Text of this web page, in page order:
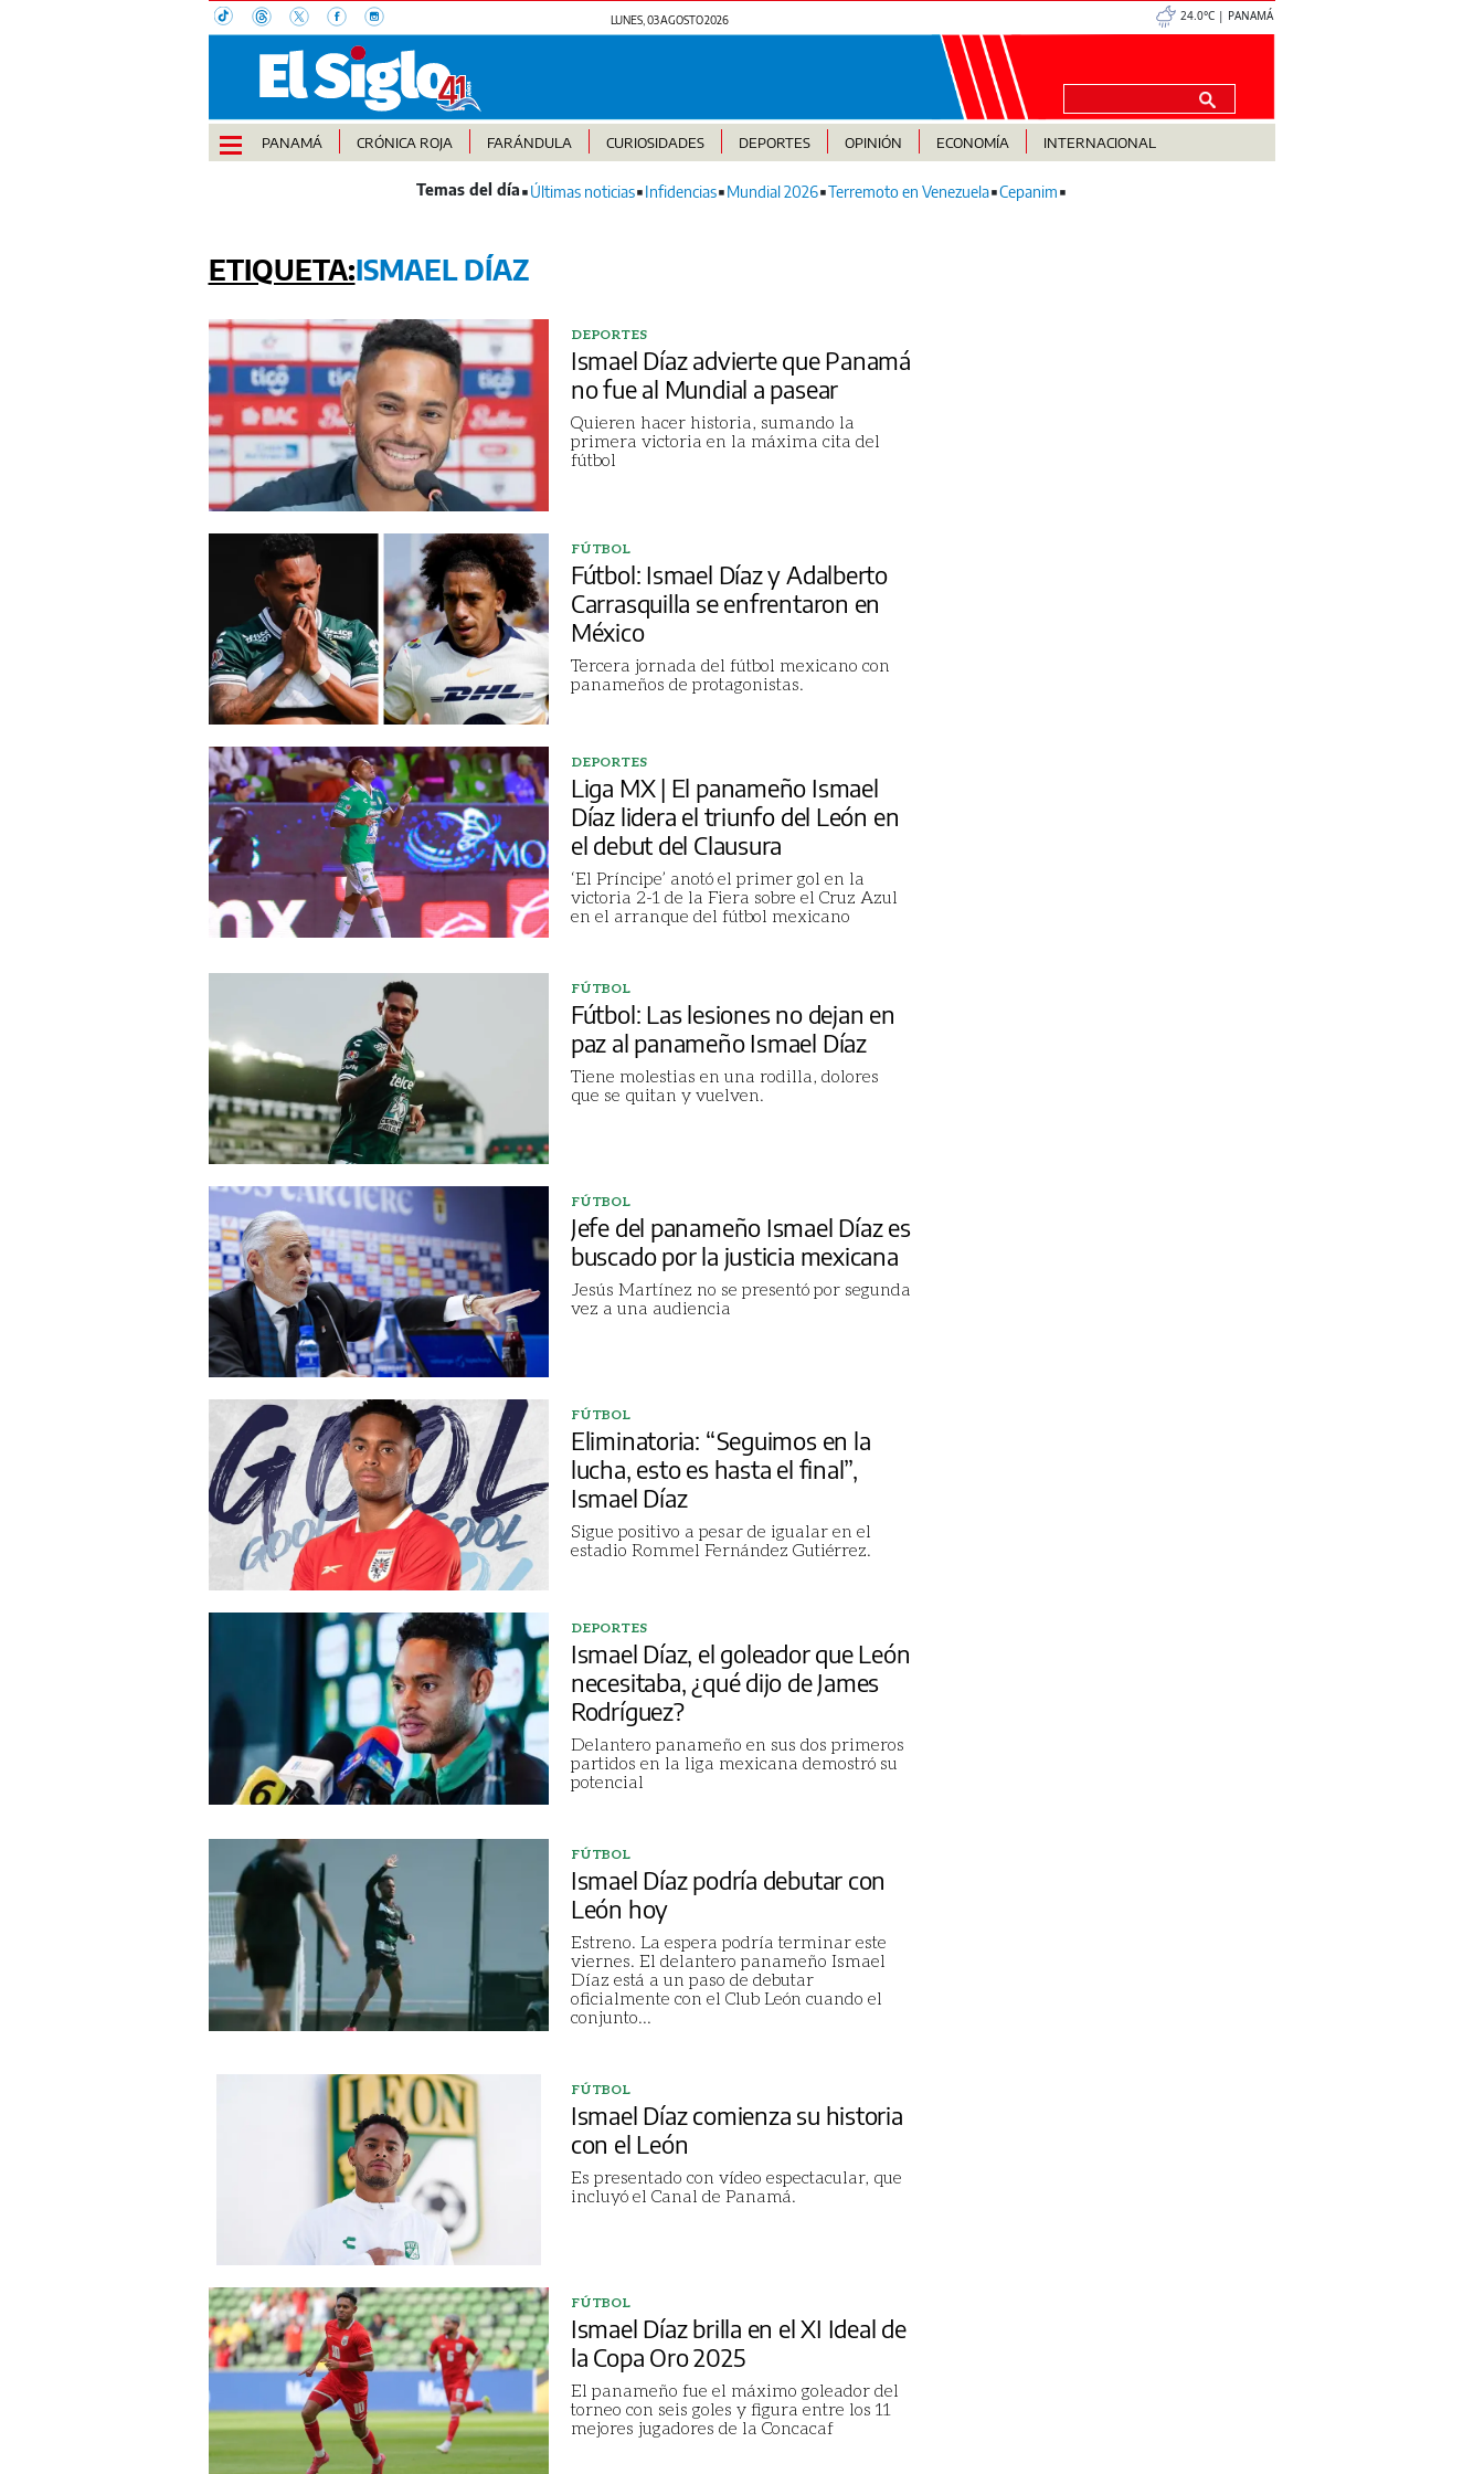
LUNES, 03 AGOSTO 2026 24.0°C | PANAMÁ
PANAMÁ CRÓNICA ROJA FARÁNDULA CURIOSIDADES DEPORTES OPINIÓN ECONOMÍA INTERNACIONAL
Últimas noticias Infidencias Mundial 2026 Terremoto en Venezuela Cepanim
ISMAEL DÍAZ
DEPORTES
Ismael Díaz advierte que Panamá
no fue al Mundial a pasear
Quieren hacer historia, sumando la
primera victoria en la máxima cita del
fútbol
FÚTBOL
Fútbol: Ismael Díaz y Adalberto
Carrasquilla se enfrentaron en
México
Tercera jornada del fútbol mexicano con
panameños de protagonistas.
DEPORTES
Liga MX | El panameño Ismael
Díaz lidera el triunfo del León en
el debut del Clausura
‘El Príncipe’ anotó el primer gol en la
victoria 2-1 de la Fiera sobre el Cruz Azul
en el arranque del fútbol mexicano
FÚTBOL
Fútbol: Las lesiones no dejan en
paz al panameño Ismael Díaz
Tiene molestias en una rodilla, dolores
que se quitan y vuelven.
FÚTBOL
Jefe del panameño Ismael Díaz es
buscado por la justicia mexicana
Jesús Martínez no se presentó por segunda
vez a una audiencia
FÚTBOL
Eliminatoria: “Seguimos en la
lucha, esto es hasta el final”,
Ismael Díaz
Sigue positivo a pesar de igualar en el
estadio Rommel Fernández Gutiérrez.
DEPORTES
Ismael Díaz, el goleador que León
necesitaba, ¿qué dijo de James
Rodríguez?
Delantero panameño en sus dos primeros
partidos en la liga mexicana demostró su
potencial
FÚTBOL
Ismael Díaz podría debutar con
León hoy
Estreno. La espera podría terminar este
viernes. El delantero panameño Ismael
Díaz está a un paso de debutar
oficialmente con el Club León cuando el
conjunto...
FÚTBOL
Ismael Díaz comienza su historia
con el León
Es presentado con vídeo espectacular, que
incluyó el Canal de Panamá.
FÚTBOL
Ismael Díaz brilla en el XI Ideal de
la Copa Oro 2025
El panameño fue el máximo goleador del
torneo con seis goles y figura entre los 11
mejores jugadores de la Concacaf